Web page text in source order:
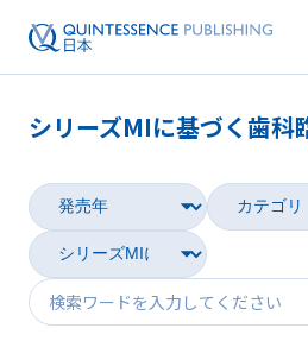
雑誌
映像
電子
シリーズMIに基づく歯科